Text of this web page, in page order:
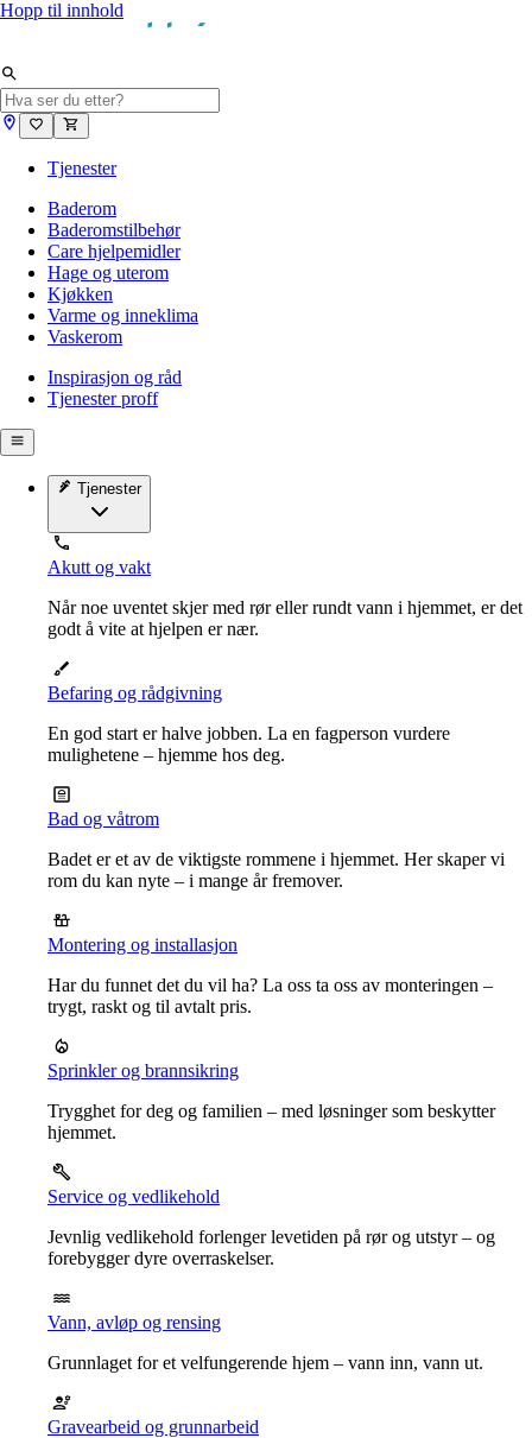
Hopp til innhold
Tjenester
Baderom
Baderomstilbehør
Care hjelpemidler
Hage og uterom
Kjøkken
Varme og inneklima
Vaskerom
Inspirasjon og råd
Tjenester proff
Tjenester
Akutt og vakt
Når noe uventet skjer med rør eller rundt vann i hjemmet, er det
godt å vite at hjelpen er nær.
Befaring og rådgivning
En god start er halve jobben. La en fagperson vurdere
mulighetene – hjemme hos deg.
Bad og våtrom
Badet er et av de viktigste rommene i hjemmet. Her skaper vi
rom du kan nyte – i mange år fremover.
Montering og installasjon
Har du funnet det du vil ha? La oss ta oss av monteringen –
trygt, raskt og til avtalt pris.
Sprinkler og brannsikring
Trygghet for deg og familien – med løsninger som beskytter
hjemmet.
Service og vedlikehold
Jevnlig vedlikehold forlenger levetiden på rør og utstyr – og
forebygger dyre overraskelser.
Vann, avløp og rensing
Grunnlaget for et velfungerende hjem – vann inn, vann ut.
Gravearbeid og grunnarbeid